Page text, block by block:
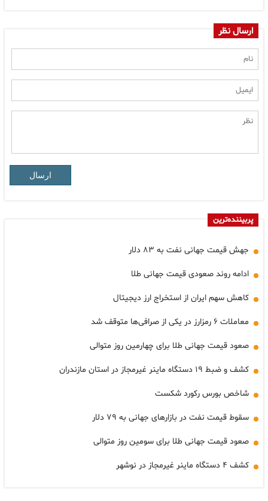
ارسال نظر
ارسال
پربیننده‌ترین
جهش قیمت جهانی نفت به ۸۳ دلار
ادامه روند صعودی قیمت جهانی طلا
کاهش سهم ایران از استخراج ارز دیجیتال
معاملات ۶ رمزارز در یکی از صرافی‌ها متوقف شد
صعود قیمت جهانی طلا برای چهارمین روز متوالی
کشف و ضبط ۱۹ دستگاه ماینر غیرمجاز در استان مازندران
شاخص بورس رکورد شکست
سقوط قیمت نفت در بازارهای جهانی به ۷۹ دلار
صعود قیمت جهانی طلا برای سومین روز متوالی
کشف ۴ دستگاه ماینر غیرمجاز در نوشهر